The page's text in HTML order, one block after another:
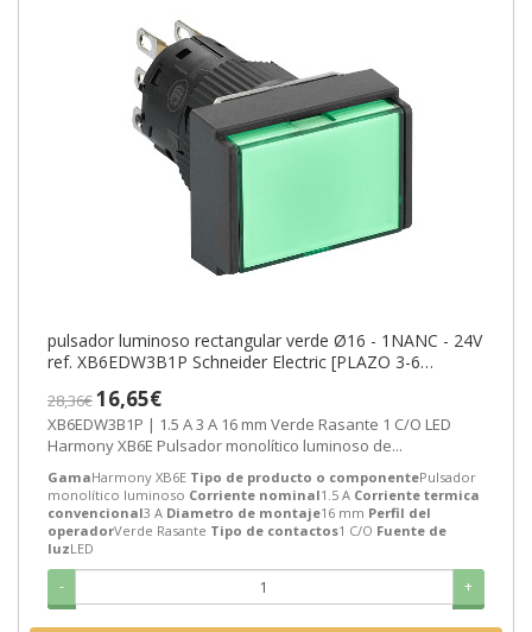
pulsador luminoso rectangular verde Ø16 - 1NANC - 24V
ref. XB6EDW3B1P Schneider Electric [PLAZO 3-6
28,36€16,65€
XB6EDW3B1P | 1.5 A 3 A 16 mm Verde Rasante 1 C/O LED
Harmony XB6E Pulsador monolítico luminoso de...
GamaHarmony XB6E Tipo de producto o componentePulsador
monolítico luminoso Corriente nominal1.5 A Corriente termica
convencional3 A Diametro de montaje16 mm Perfil del
operadorVerde Rasante Tipo de contactos1 C/O Fuente de
luzLED
- +